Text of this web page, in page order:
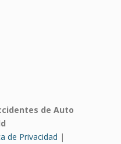
de Auto
de Privacidad |